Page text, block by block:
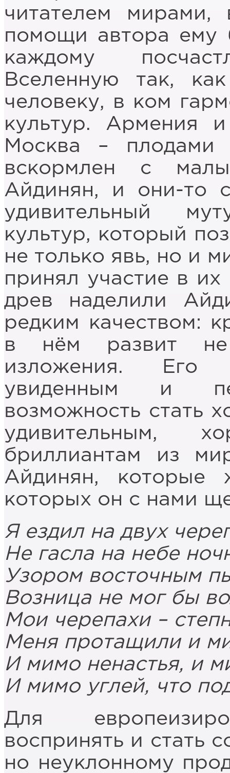
читателем мирами,
помощи автора
каждому
Вселенную так,
человеку, в ком
культур. Армения
Москва – плодами
вскормлен с
Айдинян, и они-то
удивительный
культур, который
не только явь, но и
принял участие в
древ наделили
редким качеством:
в нём развит не
изложения. Его
увиденным и
возможность стать
удивительным,
бриллиантам из
Айдинян, которые
которых он с нами
Я ездил на двух
Не гасла на небе
Узором восточным
Возница не мог бы
Мои черепахи –
Меня протащили и
И мимо ненастья, и
И мимо углей, что
Для
воспринять и стать
но неуклонному